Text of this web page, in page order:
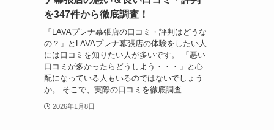
を347件から徹底調査！
「LAVAプレナ幕張店の口コミ・評判はどうな
の？」とLAVAプレナ幕張店の体験をしたい人
には口コミを知りたい人が多いです。 「悪い
口コミが多かったらどうしよう・・・」と心
配になっている人もいるのではないでしょう
か。 そこで、実際の口コミを徹底調査...
2026年1月8日